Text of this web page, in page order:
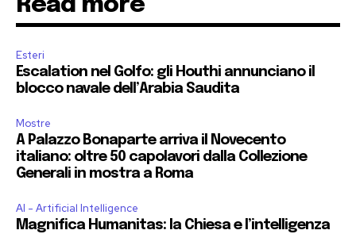
Read more
Esteri
Escalation nel Golfo: gli Houthi annunciano il
blocco navale dell’Arabia Saudita
Mostre
A Palazzo Bonaparte arriva il Novecento
italiano: oltre 50 capolavori dalla Collezione
Generali in mostra a Roma
AI - Artificial Intelligence
Magnifica Humanitas: la Chiesa e l’intelligenza